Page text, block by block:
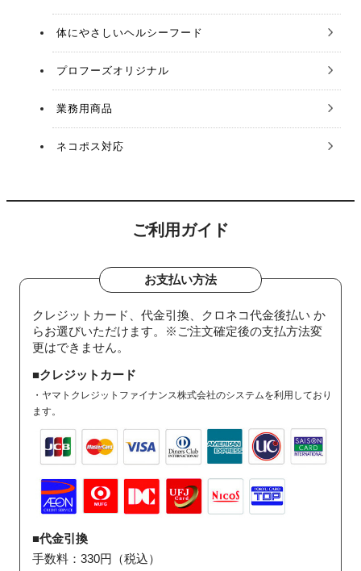
体にやさしいヘルシーフード
プロフーズオリジナル
業務用商品
ネコポス対応
ご利用ガイド
お支払い方法
クレジットカード、代金引換、クロネコ代金後払い か
らお選びいただけます。※ご注文確定後の支払方法変
更はできません。
■クレジットカード
・ヤマトクレジットファイナンス株式会社のシステムを利用しており
ます。
■代金引換
手数料：330円（税込）